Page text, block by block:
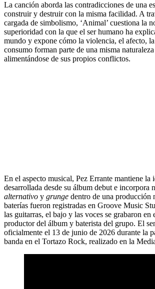
La canción aborda las contradicciones de una
construir y destruir con la misma facilidad. A
cargada de simbolismo, ‘Animal’ cuestiona la
superioridad con la que el ser humano ha
mundo y expone cómo la violencia, el afecto,
consumo forman parte de una misma
alimentándose de sus propios conflictos.
En el aspecto musical, Pez Errante mantiene la
desarrollada desde su álbum debut e incorpora
alternativo y grunge dentro de una producción
baterías fueron registradas en Groove Music
las guitarras, el bajo y las voces se grabaron en
productor del álbum y baterista del grupo. El
oficialmente el 13 de junio de 2026 durante la
banda en el Tortazo Rock, realizado en la